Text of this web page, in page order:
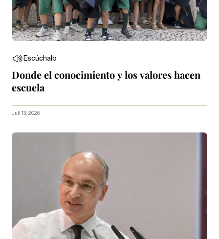
Escúchalo
Donde el conocimiento y los valores hacen
escuela
Juli 13, 2026